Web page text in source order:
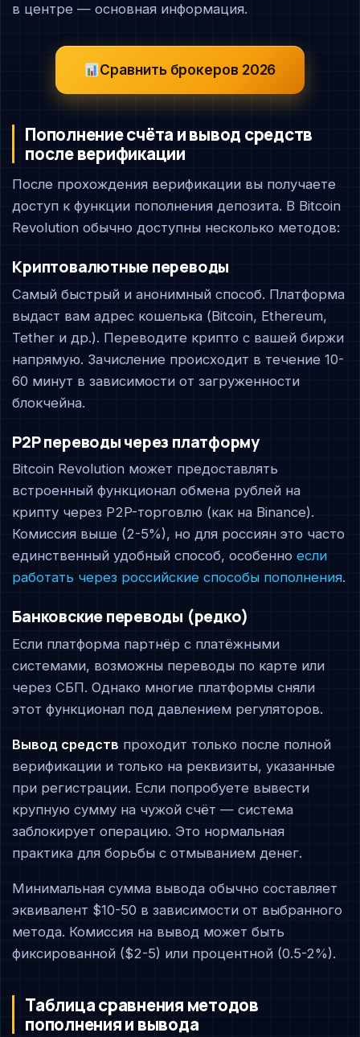
в центре — основная информация.
Сравнить брокеров 2026
Пополнение счёта и вывод средств
после верификации
После прохождения верификации вы получаете
доступ к функции пополнения депозита. В Bitcoin
Revolution обычно доступны несколько методов:
Криптовалютные переводы
Самый быстрый и анонимный способ. Платформа
выдаст вам адрес кошелька (Bitcoin, Ethereum,
Tether и др.). Переводите крипто с вашей биржи
напрямую. Зачисление происходит в течение 10-
60 минут в зависимости от загруженности
блокчейна.
P2P переводы через платформу
Bitcoin Revolution может предоставлять
встроенный функционал обмена рублей на
крипту через P2P-торговлю (как на Binance).
Комиссия выше (2-5%), но для россиян это часто
единственный удобный способ, особенноесли
работать через российские способы пополнения.
Банковские переводы (редко)
Если платформа партнёр с платёжными
системами, возможны переводы по карте или
через СБП. Однако многие платформы сняли
этот функционал под давлением регуляторов.
Вывод средств проходит только после полной
верификации и только на реквизиты, указанные
при регистрации. Если попробуете вывести
крупную сумму на чужой счёт — система
заблокирует операцию. Это нормальная
практика для борьбы с отмыванием денег.
Минимальная сумма вывода обычно составляет
эквивалент $10-50 в зависимости от выбранного
метода. Комиссия на вывод может быть
фиксированной ($2-5) или процентной (0.5-2%).
Таблица сравнения методов
пополнения и вывода